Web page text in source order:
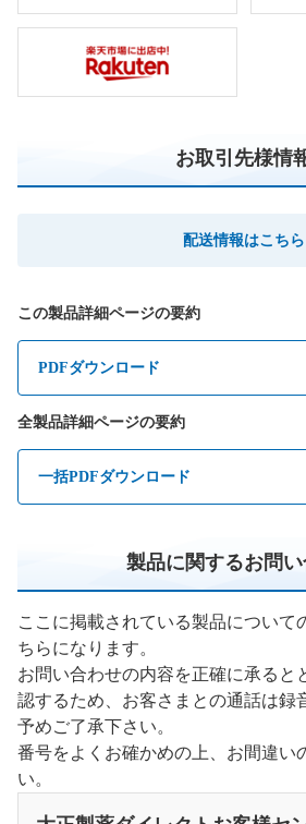
お取引先様情
配送情報はこちら
この製品詳細ページの要約
PDFダウンロード
全製品詳細ページの要約
一括PDFダウンロード
製品に関するお問
ここに掲載されている製品について
ちらになります。
お問い合わせの内容を正確に承ると
認するため、お客さまとの通話は録
予めご了承下さい。
番号をよくお確かめの上、お間違い
い。